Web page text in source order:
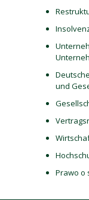
und
Prawo o